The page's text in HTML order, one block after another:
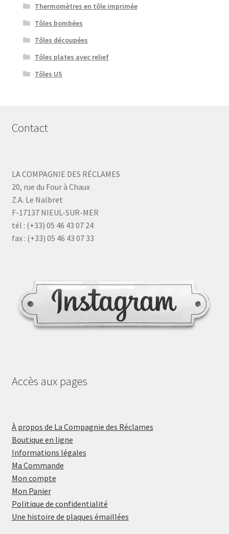
Thermomètres en tôle imprimée
Tôles bombées
Tôles découpées
Tôles plates avec relief
Tôles US
Contact
LA COMPAGNIE DES RÉCLAMES
20, rue du Four à Chaux
Z.A. Le Nalbret
F-17137 NIEUL-SUR-MER
tél : (+33) 05 46 43 07 24
fax : (+33) 05 46 43 07 33
Accès aux pages
À propos de La Compagnie des Réclames
Boutique en ligne
Informations légales
Ma Commande
Mon compte
Mon Panier
Politique de confidentialité
Une histoire de plaques émaillées